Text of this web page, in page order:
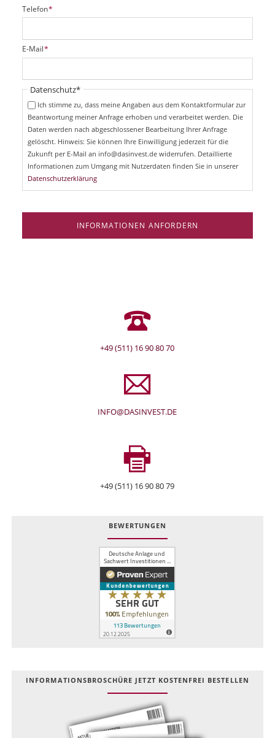
P
f
i
c
t
f
Telefon*
P
f
i
E-Mail*
Pflichtfeld
Datenschutz*
Ich stimme zu, dass meine Angaben aus dem Kontaktformular zur
Beantwortung meiner Anfrage erhoben und verarbeitet werden. Die
Daten werden nach abgeschlossener Bearbeitung Ihrer Anfrage
gelöscht. Hinweis: Sie können Ihre Einwilligung jederzeit für die
Zukunft per E-Mail an info@dasinvest.de widerrufen. Detaillierte
Informationen zum Umgang mit Nutzerdaten finden Sie in unserer
Datenschutzerklärung
INFORMATIONEN ANFORDERN
+49 (511) 16 90 80 70
INFO@DASINVEST.DE
+49 (511) 16 90 80 79
BEWERTUNGEN
INFOR­MATIONS­BROSCHÜRE JETZT KOSTEN­FREI BESTELLEN